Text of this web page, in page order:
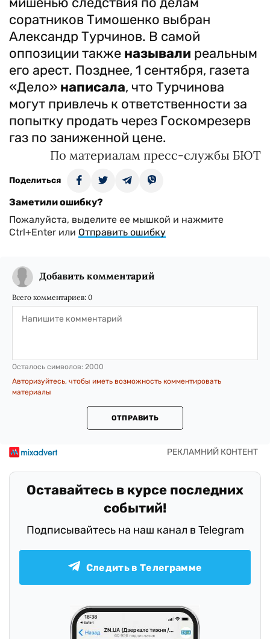
соратников Тимошенко выбран
Александр Турчинов. В самой
оппозиции также называли реальным
его арест. Позднее, 1 сентября, газета
«Дело» написала, что Турчинова
могут привлечь к ответственности за
попытку продать через Госкомрезерв
газ по заниженной цене.
По материалам пресс-службы БЮТ
Поделиться
Заметили ошибку?
Пожалуйста, выделите ее мышкой и нажмите
Ctrl+Enter или Отправить ошибку
Добавить комментарий
Всего комментариев: 0
Осталось символов: 2000
Авторизуйтесь, чтобы иметь возможность комментировать
материалы
ОТПРАВИТЬ
Оставайтесь в курсе последних
событий!
Подписывайтесь на наш канал в Telegram
Следить в Телеграмме